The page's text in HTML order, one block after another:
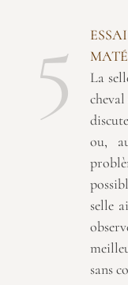
5
La
ou,
selle
sans